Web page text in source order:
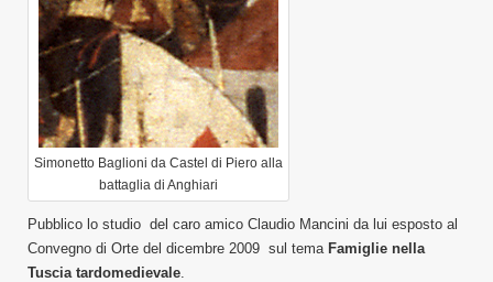
Simonetto Baglioni da Castel di Piero alla
battaglia di Anghiari
Pubblico lo studio del caro amico Claudio Mancini da lui esposto al
Convegno di Orte del dicembre 2009 sul tema Famiglie nella
Tuscia tardomedievale